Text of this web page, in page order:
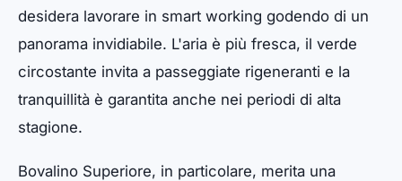
desidera lavorare in smart working godendo di un
panorama invidiabile. L'aria è più fresca, il verde
circostante invita a passeggiate rigeneranti e la
tranquillità è garantita anche nei periodi di alta
stagione.
Bovalino Superiore, in particolare, merita una